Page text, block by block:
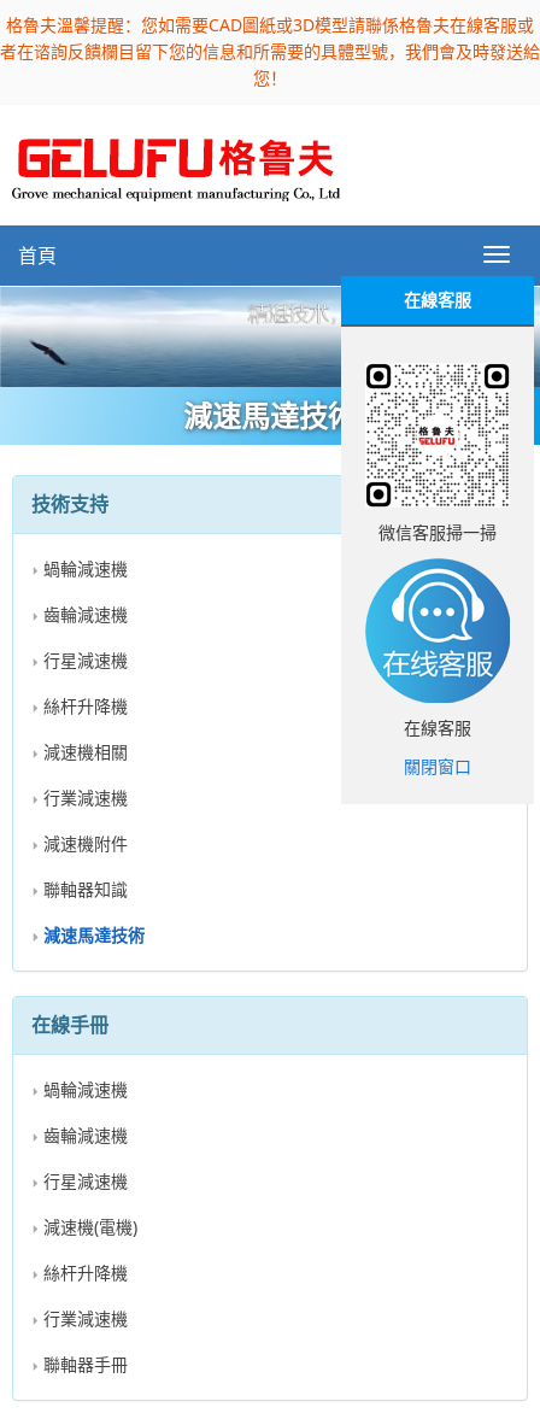
格魯夫溫馨提醒：您如需要CAD圖紙或3D模型請聯係格魯夫在線客服或
者在谘詢反饋欄目留下您的信息和所需要的具體型號，我們會及時發送給
您！
首頁
減速馬達技術
技術支持
蝸輪減速機
齒輪減速機
行星減速機
絲杆升降機
減速機相關
行業減速機
減速機附件
聯軸器知識
減速馬達技術
在線手冊
蝸輪減速機
齒輪減速機
行星減速機
減速機(電機)
絲杆升降機
行業減速機
聯軸器手冊
在線客服
微信客服掃一掃
在線客服
關閉窗口